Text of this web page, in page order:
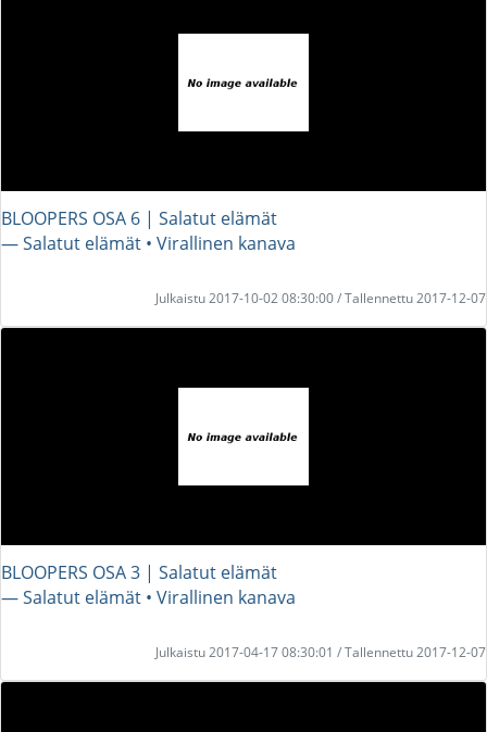
BLOOPERS OSA 6 | Salatut elämät
― Salatut elämät • Virallinen kanava
Julkaistu 2017-10-02 08:30:00 / Tallennettu 2017-12-07
BLOOPERS OSA 3 | Salatut elämät
― Salatut elämät • Virallinen kanava
Julkaistu 2017-04-17 08:30:01 / Tallennettu 2017-12-07